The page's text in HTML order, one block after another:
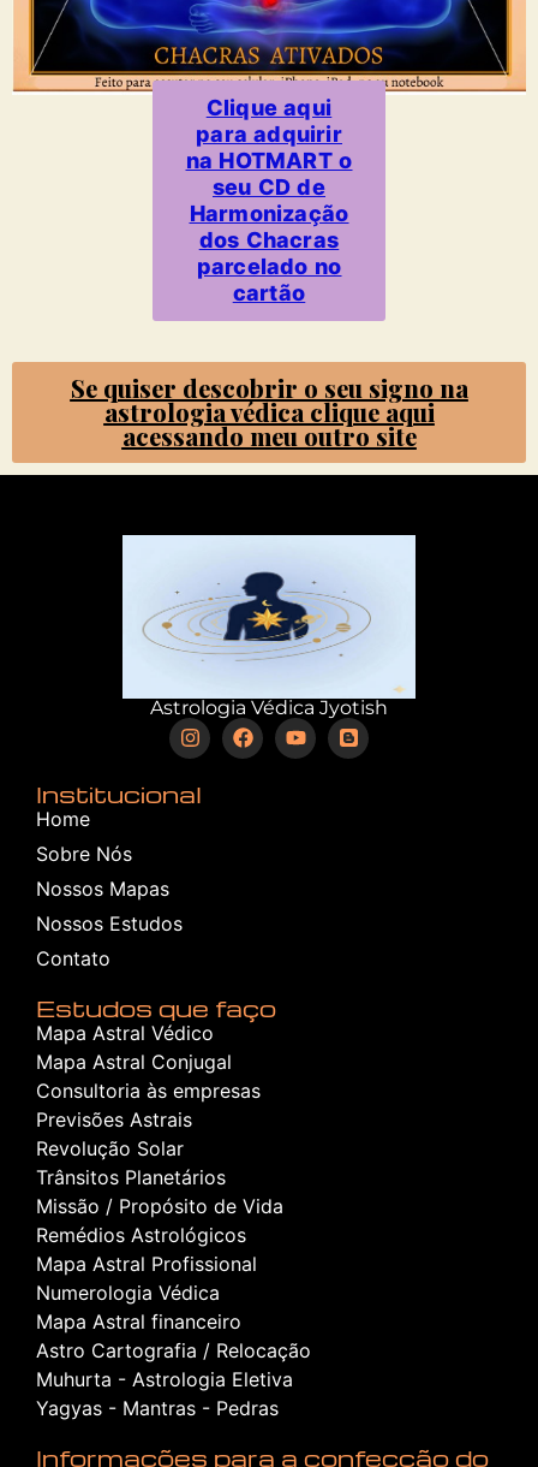
Clique aqui
para adquirir
na HOTMART o
seu CD de
Harmonização
dos Chacras
parcelado no
cartão
Se quiser descobrir o seu signo na
astrologia védica clique aqui
acessando meu outro site
Astrologia Védica Jyotish
Institucional
Home
Sobre Nós
Nossos Mapas
Nossos Estudos
Contato
Estudos que faço
Mapa Astral Védico
Mapa Astral Conjugal
Consultoria às empresas
Previsões Astrais
Revolução Solar
Trânsitos Planetários
Missão / Propósito de Vida
Remédios Astrológicos
Mapa Astral Profissional
Numerologia Védica
Mapa Astral financeiro
Astro Cartografia / Relocação
Muhurta - Astrologia Eletiva
Yagyas - Mantras - Pedras
Informações para a confecção do